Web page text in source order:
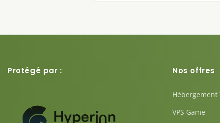
Protégé par : Nos offres
Hébergement
VPS Game